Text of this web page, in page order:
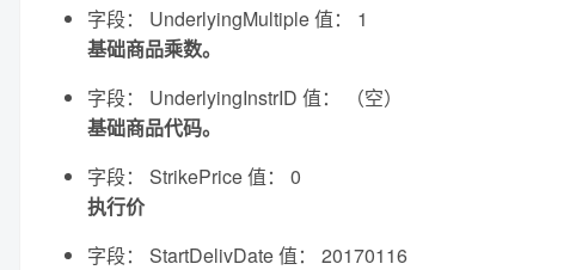
字段： UnderlyingMultiple 值： 1
基础商品乘数。
字段： UnderlyingInstrID 值： （空）
基础商品代码。
字段： StrikePrice 值： 0
执行价
字段： StartDelivDate 值： 20170116